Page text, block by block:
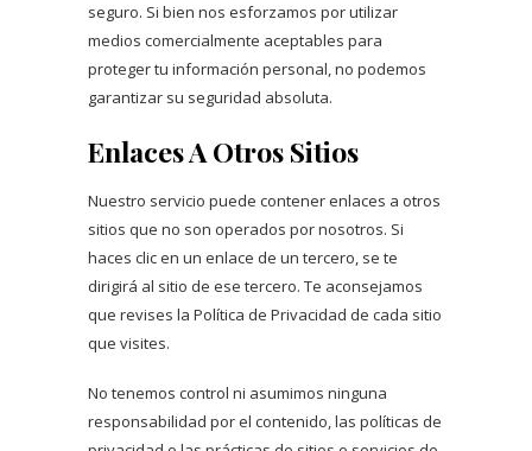
seguro. Si bien nos esforzamos por utilizar
medios comercialmente aceptables para
proteger tu información personal, no podemos
garantizar su seguridad absoluta.
Enlaces A Otros Sitios
Nuestro servicio puede contener enlaces a otros
sitios que no son operados por nosotros. Si
haces clic en un enlace de un tercero, se te
dirigirá al sitio de ese tercero. Te aconsejamos
que revises la Política de Privacidad de cada sitio
que visites.
No tenemos control ni asumimos ninguna
responsabilidad por el contenido, las políticas de